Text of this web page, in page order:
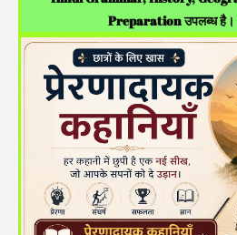
Preparation उपलब्ध है।